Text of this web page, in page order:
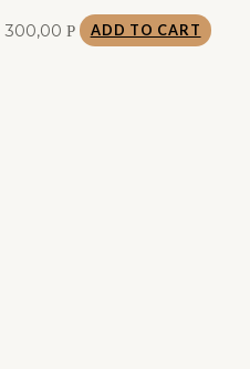
300,00 Р ADD TO CART